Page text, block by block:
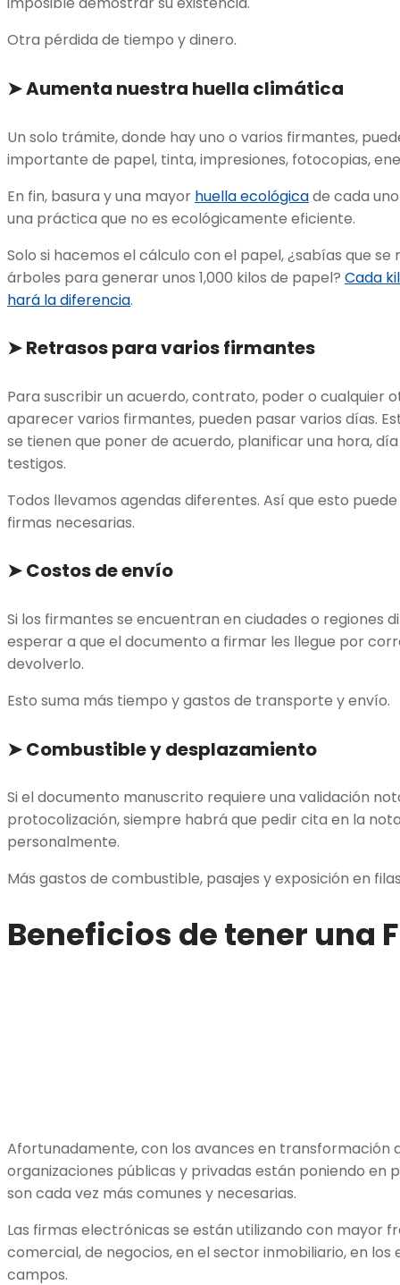
Otra pérdida de tiempo y dinero.
➤Aumenta nuestra huella climática
Un solo trámite, donde hay uno o varios firmantes,
importante de papel, tinta, impresiones, fotocopias,
En fin, basura y una mayor huella ecológicade cada
una práctica que no es ecológicamente eficiente.
Solo si hacemos el cálculo con el papel, ¿sabías que
árboles para generar unos 1,000 kilos de papel? Cada
hará la diferencia.
➤Retrasos para varios firmantes
Para suscribir un acuerdo, contrato, poder o cualquier
aparecer varios firmantes, pueden pasar varios días.
se tienen que poner de acuerdo, planificar una hora,
testigos.
Todos llevamos agendas diferentes. Así que esto
firmas necesarias.
➤Costos de envío
Si los firmantes se encuentran en ciudades o regiones
esperar a que el documento a firmar les llegue por
devolverlo.
Esto suma más tiempo y gastos de transporte y envío.
➤Combustible y desplazamiento
Si el documento manuscrito requiere una validación
protocolización, siempre habrá que pedir cita en la
personalmente.
Más gastos de combustible, pasajes y exposición en
Beneficios de tener una
Afortunadamente, con los avances en transformación
organizaciones públicas y privadas están poniendo en
son cada vez más comunes y necesarias.
Las firmas electrónicas se están utilizando con mayor
comercial, de negocios, en el sector inmobiliario, en los
campos.